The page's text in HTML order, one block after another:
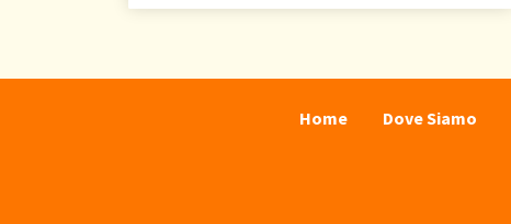
Home Dove Siamo